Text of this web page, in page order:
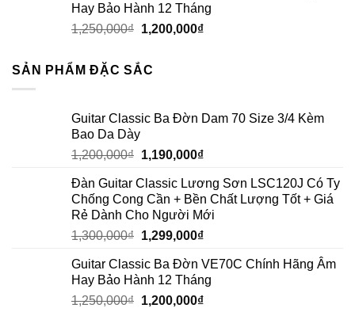
Hay Bảo Hành 12 Tháng
1,250,000₫ 1,200,000₫
SẢN PHẨM ĐẶC SẮC
Guitar Classic Ba Đờn Dam 70 Size 3/4 Kèm
Bao Da Dày
1,200,000₫ 1,190,000₫
Đàn Guitar Classic Lương Sơn LSC120J Có Ty
Chống Cong Cần + Bền Chất Lượng Tốt + Giá
Rẻ Dành Cho Người Mới
1,300,000₫ 1,299,000₫
Guitar Classic Ba Đờn VE70C Chính Hãng Âm
Hay Bảo Hành 12 Tháng
1,250,000₫ 1,200,000₫